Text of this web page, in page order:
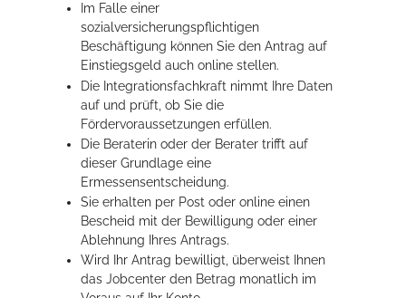
Im Falle einer
sozialversicherungspflichtigen
Beschäftigung können Sie den Antrag auf
Einstiegsgeld auch online stellen.
Die Integrationsfachkraft nimmt Ihre Daten
auf und prüft, ob Sie die
Fördervoraussetzungen erfüllen.
Die Beraterin oder der Berater trifft auf
dieser Grundlage eine
Ermessensentscheidung.
Sie erhalten per Post oder online einen
Bescheid mit der Bewilligung oder einer
Ablehnung Ihres Antrags.
Wird Ihr Antrag bewilligt, überweist Ihnen
das Jobcenter den Betrag monatlich im